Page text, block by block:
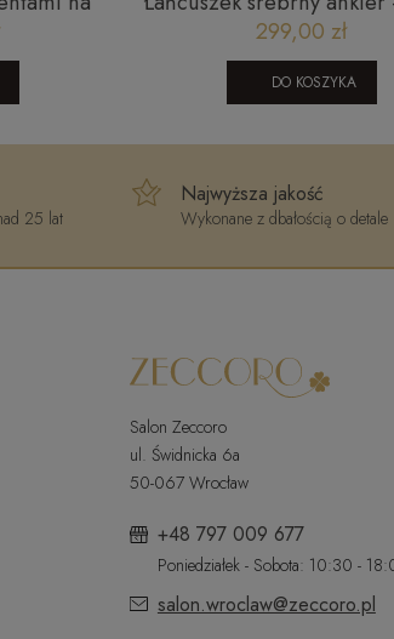
rodowany SW-T-B07-
L053718
299,00 zł
DO KOSZYKA
25 lat
Najwyższa jakość
Wykonane z dbałością o detale
Salon Zeccoro
ul. Świdnicka 6a
50-067 Wrocław
+48 797 009 677
Poniedziałek - Sobota: 10:30 -
salon.wroclaw@zeccoro.pl